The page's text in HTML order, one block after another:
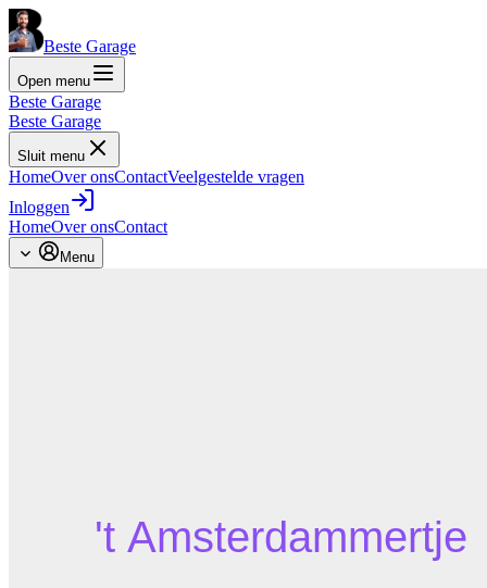
Beste Garage
Open menu
Beste Garage
Beste Garage
Sluit menu
HomeOver onsContactVeelgestelde vragen
Inloggen
HomeOver onsContact
Menu